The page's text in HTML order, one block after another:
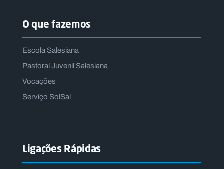
O que fazemos
Escola Salesiana
Pastoral Juvenil Salesiana
Vocações
Serviço SolSal
Ligações Rápidas